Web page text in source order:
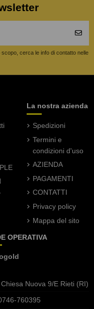
cerca le info di contatto nelle
La nostra azienda
Spedizioni
Termini e
condizioni d'uso
AZIENDA
PAGAMENTI
CONTATTI
Privacy policy
Mappa del sito
OPERATIVA
Nuova 9/E Rieti (RI)
760395